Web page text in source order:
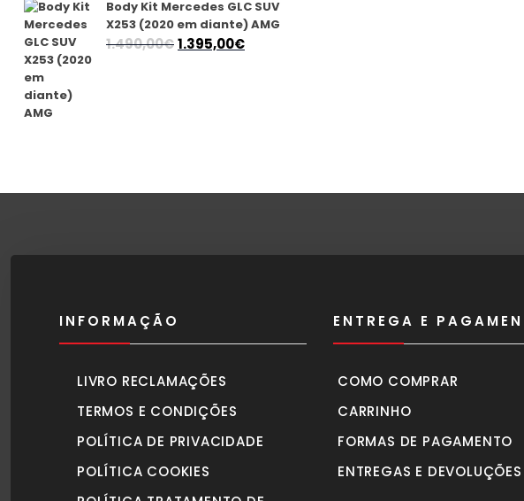
Body Kit Mercedes GLC SUV
X253 (2020 em diante) AMG
1.490,00€O
1.395,00€O
INFORMAÇÃO
LIVRO RECLAMAÇÕES
TERMOS E CONDIÇÕES
POLÍTICA DE PRIVACIDADE
POLÍTICA COOKIES
ENTREGA E
COMO COMPRAR
CARRINHO
FORMAS DE PAGAMENTO
ENTREGAS E DEVOLUÇÕES